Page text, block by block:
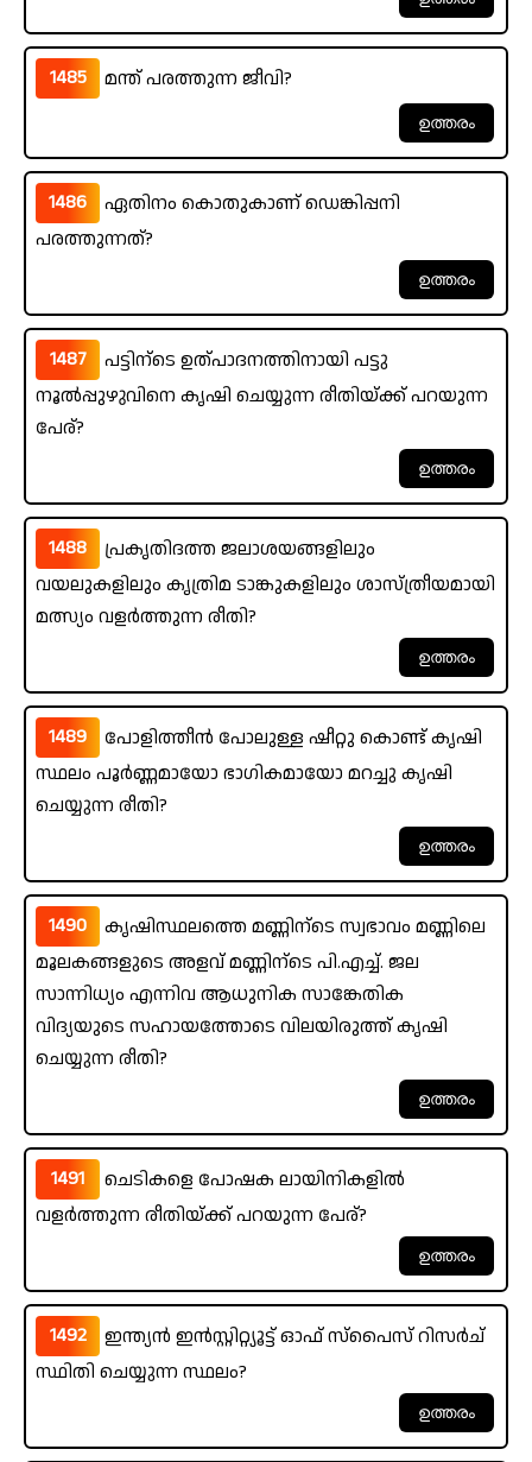
1485 മന്ത് പരത്തുന്ന ജീവി?
1486
ഏതിനം കൊതുകാണ് ഡെങ്കിപ്പനി
പരത്തുന്നത്?
1487
പട്ടിന്ടെ ഉത്പാദനത്തിനായി പട്ടു
നൂൽപ്പുഴുവിനെ കൃഷി ചെയ്യുന്ന രീതിയ്ക്ക് പറയുന്ന
പേര്?
1488
പ്രകൃതിദത്ത ജലാശയങ്ങളിലും
വയലുകളിലും കൃത്രിമ ടാങ്കുകളിലും ശാസ്ത്രീയമായി
മത്സ്യം വളർത്തുന്ന രീതി?
1489
പോളിത്തീൻ പോലുള്ള ഷീറ്റു കൊണ്ട് കൃഷി
സ്ഥലം പൂർണ്ണമായോ ഭാഗികമായോ മറച്ചു കൃഷി
ചെയ്യുന്ന രീതി?
1490
കൃഷിസ്ഥലത്തെ മണ്ണിന്ടെ സ്വഭാവം മണ്ണിലെ
മൂലകങ്ങളുടെ അളവ് മണ്ണിന്ടെ പി.എച്ച്. ജല
സാന്നിധ്യം എന്നിവ ആധുനിക സാങ്കേതിക
വിദ്യയുടെ സഹായത്തോടെ വിലയിരുത്ത് കൃഷി
ചെയ്യുന്ന രീതി?
1491
ചെടികളെ പോഷക ലായിനികളിൽ
വളർത്തുന്ന രീതിയ്ക്ക് പറയുന്ന പേര്?
1492
ഇന്ത്യൻ ഇൻസ്റ്റിറ്റ്യൂട്ട് ഓഫ് സ്‌പൈസ് റിസർച്
സ്ഥിതി ചെയ്യുന്ന സ്ഥലം?